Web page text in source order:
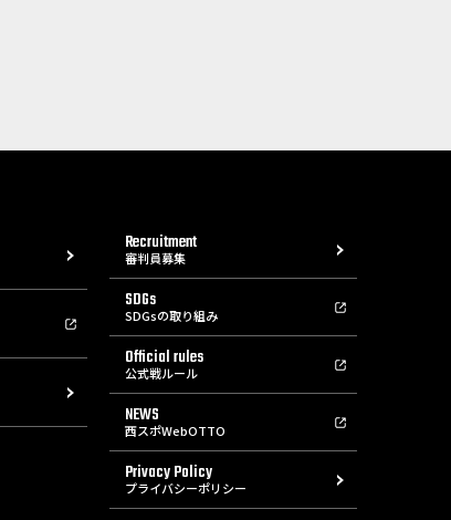
Recruitment
審判員募集
SDGs
SDGsの取り組み
Official rules
公式戦ルール
NEWS
西スポWebOTTO
Privacy Policy
プライバシーポリシー